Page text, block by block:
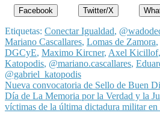
Facebook Twitter/X
Etiquetas: Conectar Igualdad,
Mariano Cascallares, Lomas de Zamora,
DGCyE, Maximo Kircner, Axel Kicillof,
Katopodis, @mariano.cascallares,
@gabriel_katopodis
Navegación
de
Nueva convocatoria de Sello de Buen
Día de La Memoria por la Verdad y la
víctimas de la última dictadura militar en